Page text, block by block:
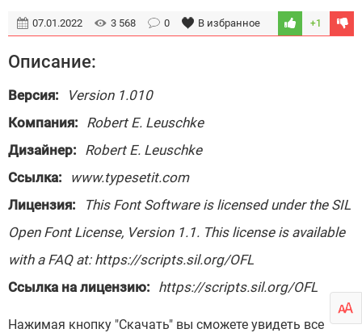
07.01.2022 3 568 0 В избранное +1
Описание:
Версия:
Version 1.010
Компания: Robert E. Leuschke
Дизайнер: Robert E. Leuschke
Ссылка:
www.typesetit.com
Лицензия:
This Font Software is licensed under the SIL
Open Font License, Version 1.1. This license is available
with a FAQ at: https://scripts.sil.org/OFL
Ссылка на лицензию: https://scripts.sil.org/OFL
Нажимая кнопку "Скачать" вы сможете увидеть все